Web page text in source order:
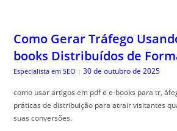
Como Gerar Tráfego
books Distribuídos de
Especialista em SEO | 30 de outubro de 2025
como usar artigos em pdf e e-books para tr,
práticas de distribuição para atrair visitantes
suas conversões.